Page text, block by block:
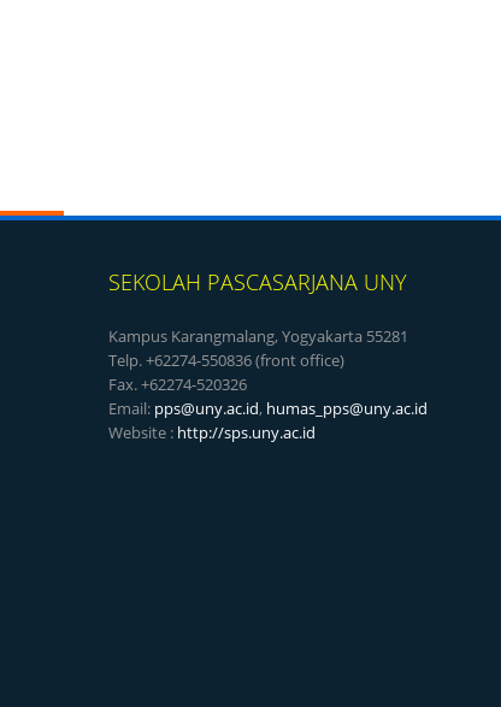
SEKOLAH PASCASARJANA UNY
Kampus Karangmalang, Yogyakarta 55281
Telp. +62274-550836 (front office)
Fax. +62274-520326
Email: pps@uny.ac.id, humas_pps@uny.ac.id
Website : http://sps.uny.ac.id